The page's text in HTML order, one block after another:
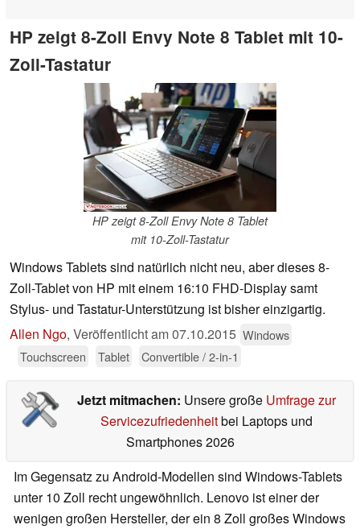
HP zeigt 8-Zoll Envy Note 8 Tablet mit 10-
Zoll-Tastatur
HP zeigt 8-Zoll Envy Note 8 Tablet
mit 10-Zoll-Tastatur
Windows Tablets sind natürlich nicht neu, aber dieses 8-
Zoll-Tablet von HP mit einem 16:10 FHD-Display samt
Stylus- und Tastatur-Unterstützung ist bisher einzigartig.
Allen Ngo, Veröffentlicht am07.10.2015 Windows
Touchscreen
Tablet Convertible / 2-in-1
Jetzt mitmachen: Unsere große Umfrage zur
Servicezufriedenheitbei Laptops und
Smartphones 2026
Im Gegensatz zu Android-Modellen sind Windows-Tablets
unter 10 Zoll recht ungewöhnlich. Lenovo ist einer der
wenigen großen Hersteller, der ein 8 Zoll großes Windows